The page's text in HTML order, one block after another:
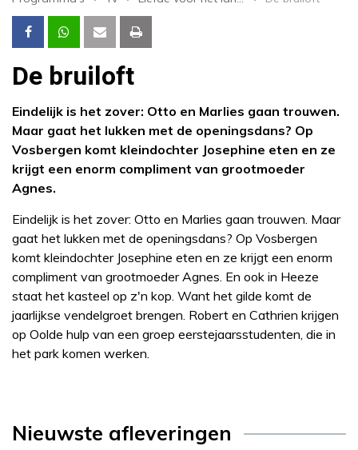
De bruiloft
Eindelijk is het zover: Otto en Marlies gaan trouwen.
Maar gaat het lukken met de openingsdans? Op
Vosbergen komt kleindochter Josephine eten en ze
krijgt een enorm compliment van grootmoeder
Agnes.
Eindelijk is het zover: Otto en Marlies gaan trouwen. Maar
gaat het lukken met de openingsdans? Op Vosbergen
komt kleindochter Josephine eten en ze krijgt een enorm
compliment van grootmoeder Agnes. En ook in Heeze
staat het kasteel op z'n kop. Want het gilde komt de
jaarlijkse vendelgroet brengen. Robert en Cathrien krijgen
op Oolde hulp van een groep eerstejaarsstudenten, die in
het park komen werken.
Nieuwste afleveringen